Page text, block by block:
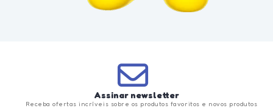
Assinar newsletter
Receba ofertas incríveis sobre os produtos favoritos e novos produtos